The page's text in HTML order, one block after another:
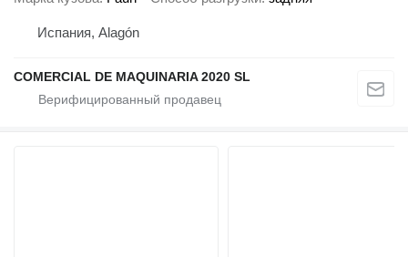
Испания, Alagón
COMERCIAL DE MAQUINARIA 2020 SL